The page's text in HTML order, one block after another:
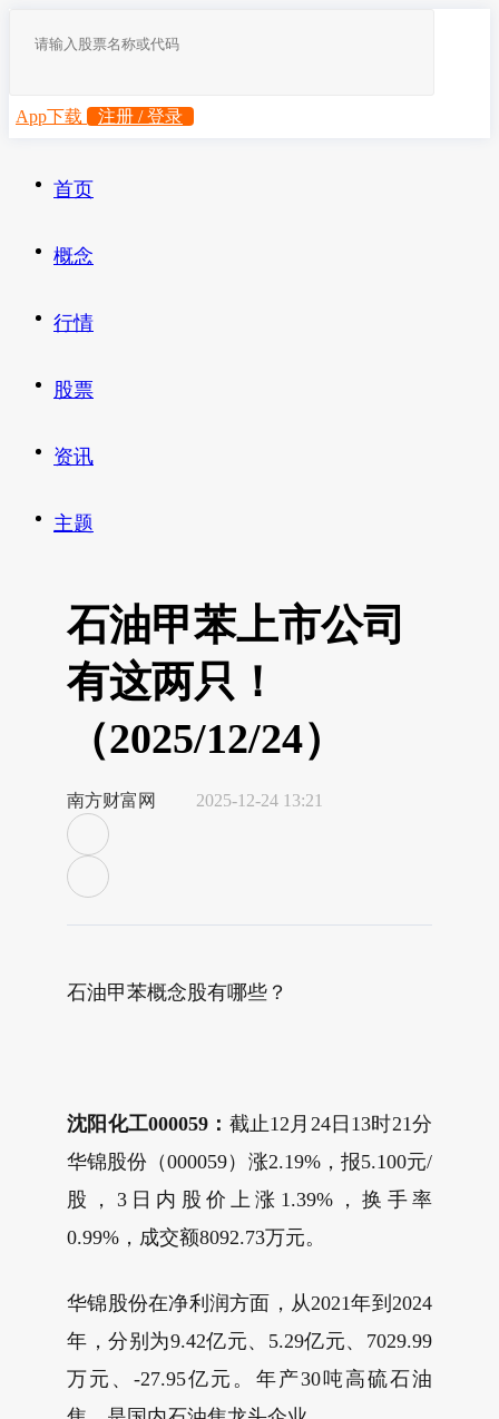
App下载 注册 / 登录
首页
概念
行情
股票
资讯
主题
石油甲苯上市公司
有这两只！
（2025/12/24）
南方财富网 2025-12-24 13:21
石油甲苯概念股有哪些？
沈阳化工000059： 截止12月24日13时21分
华锦股份（000059）涨2.19%，报5.100元/
股，3日内股价上涨1.39%，换手率
0.99%，成交额8092.73万元。
华锦股份在净利润方面，从2021年到2024
年，分别为9.42亿元、5.29亿元、7029.99
万元、-27.95亿元。年产30吨高硫石油